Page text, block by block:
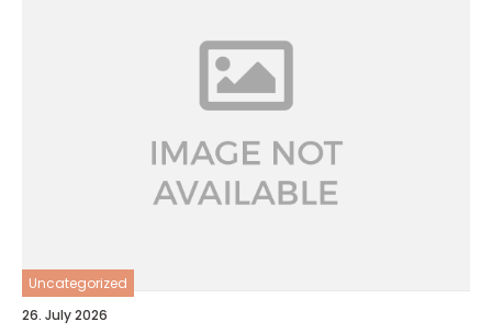
Uncategorized
26. July 2026